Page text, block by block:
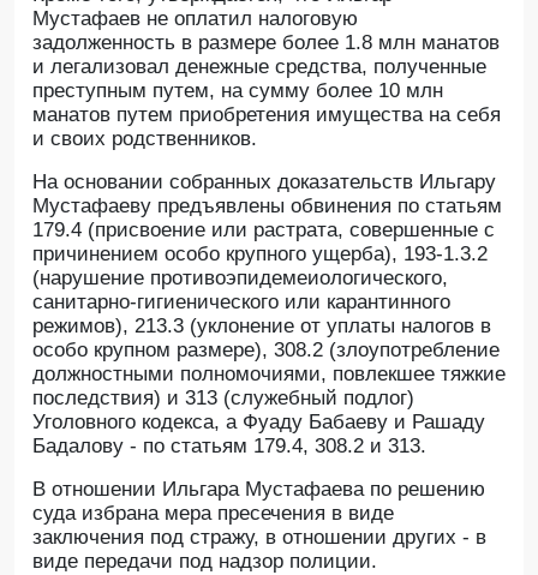
Мустафаев не оплатил налоговую
задолженность в размере более 1.8 млн манатов
и легализовал денежные средства, полученные
преступным путем, на сумму более 10 млн
манатов путем приобретения имущества на себя
и своих родственников.
На основании собранных доказательств Ильгару
Мустафаеву предъявлены обвинения по статьям
179.4 (присвоение или растрата, совершенные с
причинением особо крупного ущерба), 193-1.3.2
(нарушение противоэпидемеиологического,
санитарно-гигиенического или карантинного
режимов), 213.3 (уклонение от уплаты налогов в
особо крупном размере), 308.2 (злоупотребление
должностными полномочиями, повлекшее тяжкие
последствия) и 313 (служебный подлог)
Уголовного кодекса, а Фуаду Бабаеву и Рашаду
Бадалову - по статьям 179.4, 308.2 и 313.
В отношении Ильгара Мустафаева по решению
суда избрана мера пресечения в виде
заключения под стражу, в отношении других - в
виде передачи под надзор полиции.